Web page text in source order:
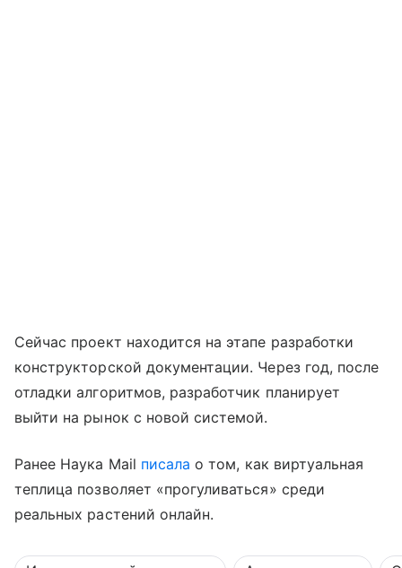
Сейчас проект находится на этапе разработки
конструкторской документации. Через год, после
отладки алгоритмов, разработчик планирует
выйти на рынок с новой системой.
Ранее Наука Mail писала о том, как виртуальная
теплица позволяет «прогуливаться» среди
реальных растений онлайн.